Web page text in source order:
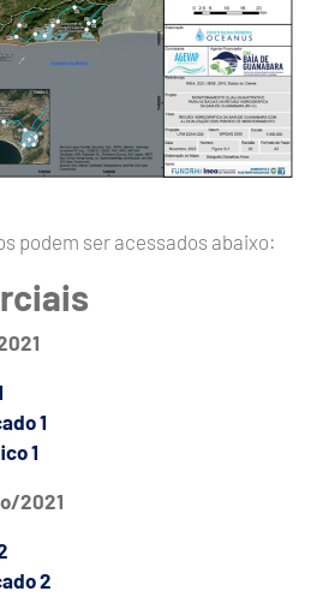
podem ser acessados abaixo:
1
1
2021
2